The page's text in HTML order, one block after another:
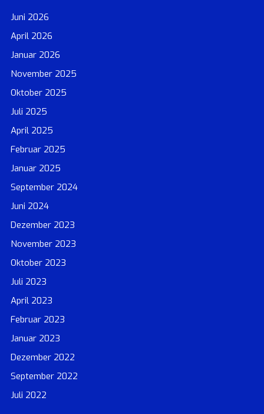
Juni 2026
April 2026
Januar 2026
November 2025
Oktober 2025
Juli 2025
April 2025
Februar 2025
Januar 2025
September 2024
Juni 2024
Dezember 2023
November 2023
Oktober 2023
Juli 2023
April 2023
Februar 2023
Januar 2023
Dezember 2022
September 2022
Juli 2022